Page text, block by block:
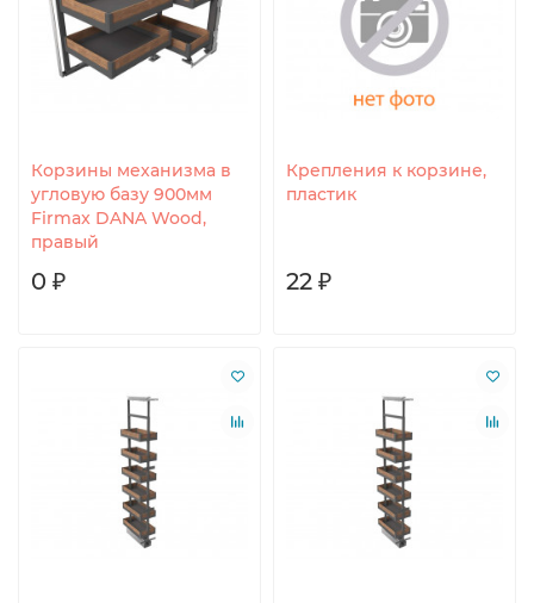
Корзины механизма в
угловую базу 900мм
Firmax DANA Wood,
правый
0 ₽
Крепления к корзине,
пластик
22 ₽